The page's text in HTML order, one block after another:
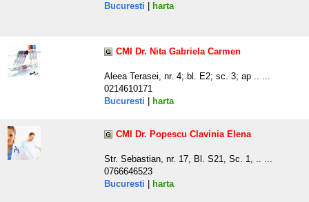
Bucuresti
harta
CMI Dr. Nita Gabriela Carmen
Aleea Terasei, nr. 4; bl. E2; sc. 3; ap .. ...
0214610171
Bucuresti
harta
CMI Dr. Popescu Clavinia Elena
Str. Sebastian, nr. 17, Bl. S21, Sc. 1, .. ...
0766646523
Bucuresti
harta